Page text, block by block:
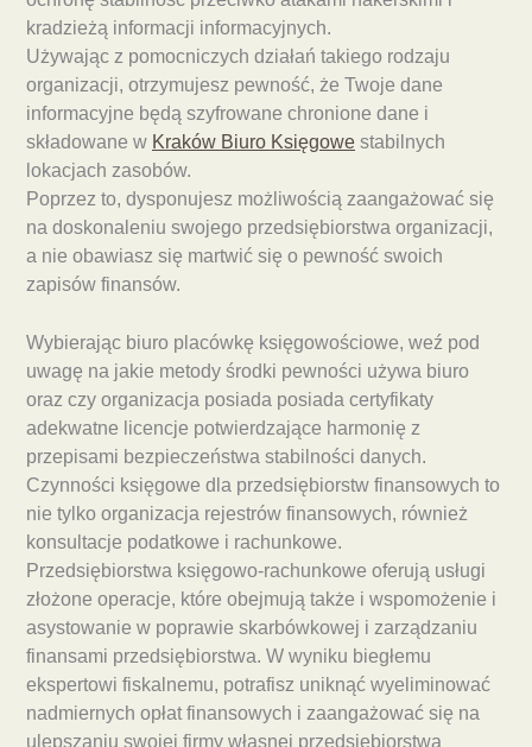
kradzieżą informacji informacyjnych.
Używając z pomocniczych działań takiego rodzaju
organizacji, otrzymujesz pewność, że Twoje dane
informacyjne będą szyfrowane chronione dane i
składowane w Kraków Biuro Księgowe stabilnych
lokacjach zasobów.
Poprzez to, dysponujesz możliwością zaangażować się
na doskonaleniu swojego przedsiębiorstwa organizacji,
a nie obawiasz się martwić się o pewność swoich
zapisów finansów.
Wybierając biuro placówkę księgowościowe, weź pod
uwagę na jakie metody środki pewności używa biuro
oraz czy organizacja posiada posiada certyfikaty
adekwatne licencje potwierdzające harmonię z
przepisami bezpieczeństwa stabilności danych.
Czynności księgowe dla przedsiębiorstw finansowych to
nie tylko organizacja rejestrów finansowych, również
konsultacje podatkowe i rachunkowe.
Przedsiębiorstwa księgowo-rachunkowe oferują usługi
złożone operacje, które obejmują także i wspomożenie i
asystowanie w poprawie skarbówkowej i zarządzaniu
finansami przedsiębiorstwa. W wyniku biegłemu
ekspertowi fiskalnemu, potrafisz uniknąć wyeliminować
nadmiernych opłat finansowych i zaangażować się na
ulepszaniu swojej firmy własnej przedsiębiorstwa